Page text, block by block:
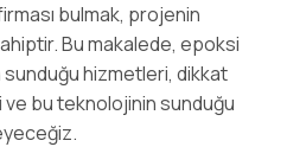
bulmak, projenin
Bu makalede, epoksi
sunduğu hizmetleri, dikkat
bu teknolojinin sunduğu